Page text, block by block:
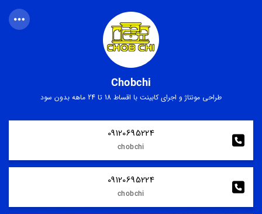
Chobchi
طراحی مونتاژ و اجرای کابینت با اقساط 18 تا 24 ماهه بدون سود
09120695224
chobchi
09120695224
chobchi